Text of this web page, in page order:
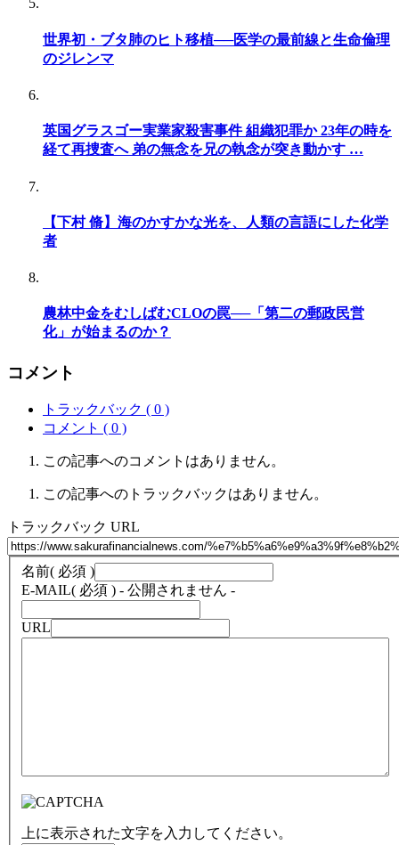
世界初・ブタ肺のヒト移植──医学の最前線と生命倫理
のジレンマ
英国グラスゴー実業家殺害事件 組織犯罪か 23年の時を
経て再捜査へ 弟の無念を兄の執念が突き動かす …
【下村 脩】海のかすかな光を、人類の言語にした化学
者
農林中金をむしばむCLOの罠──「第二の郵政民営
化」が始まるのか？
コメント
トラックバック ( 0 )
コメント ( 0 )
この記事へのコメントはありません。
この記事へのトラックバックはありません。
トラックバック URL
名前( 必須 )
E-MAIL( 必須 ) - 公開されません -
URL
上に表示された文字を入力してください。